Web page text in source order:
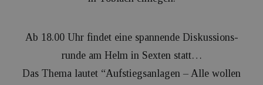
Ab 18.00 Uhr findet eine spannende Diskussions-
runde am Helm in Sexten statt…
Das Thema lautet “Aufstiegsanlagen – Alle wollen